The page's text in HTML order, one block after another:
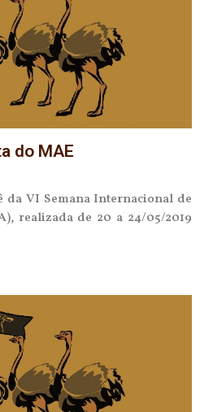
do MAE
da VI Semana Internacional de
realizada de 20 a 24/05/2019